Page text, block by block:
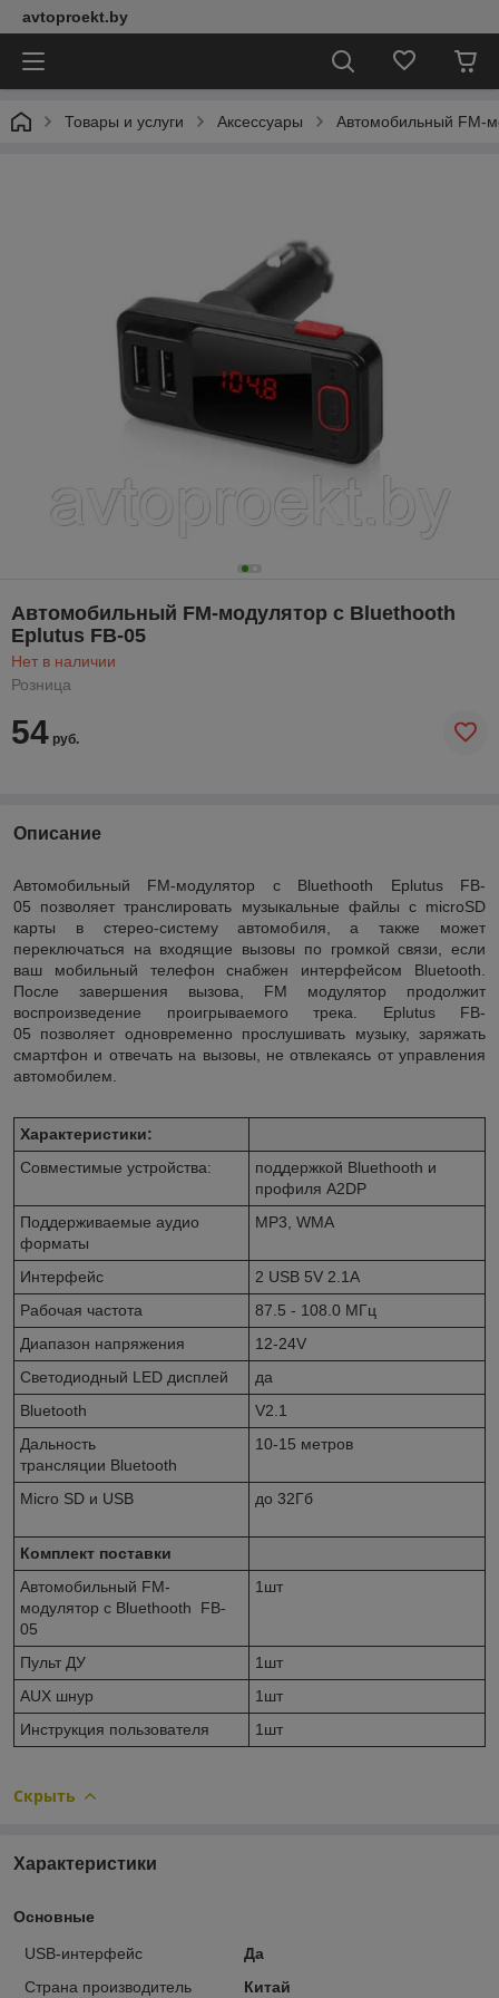
avtoproekt.by
Товары и услуги Аксессуары Автомобильный FM-
Автомобильный FM-модулятор с Bluethooth
Eplutus FB-05
Нет в наличии
Розница
54 руб.
Описание
Автомобильный FM-модулятор с Bluethooth Eplutus FB-
05 позволяет транслировать музыкальные файлы с microSD
карты в стерео-систему автомобиля, а также может
переключаться на входящие вызовы по громкой связи, если
ваш мобильный телефон снабжен интерфейсом Bluetooth.
После завершения вызова, FM модулятор продолжит
воспроизведение проигрываемого трека. Eplutus FB-
05 позволяет одновременно прослушивать музыку, заряжать
смартфон и отвечать на вызовы, не отвлекаясь от управления
автомобилем.
Характеристики:
Совместимые устройства:
поддержкой Bluethooth и
профиля A2DP
Поддерживаемые аудио
форматы
MP3, WMA
Интерфейс
2 USB 5V 2.1A
Рабочая частота
87.5 - 108.0 МГц
Диапазон напряжения
12-24V
Светодиодный LED дисплей
да
Bluetooth
V2.1
Дальность
трансляции Bluetooth
10-15 метров
Micro SD и USB до 32Гб
Комплект поставки
Автомобильный FM-
модулятор с Bluethooth FB-
05
1шт
Пульт ДУ
1шт
AUX шнур
1шт
Инструкция пользователя
1шт
Скрыть
Характеристики
Основные
USB-интерфейс
Да
Страна производитель
Китай